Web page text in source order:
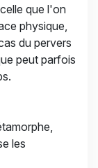
que l'on
physique,
du pervers
peut parfois
les